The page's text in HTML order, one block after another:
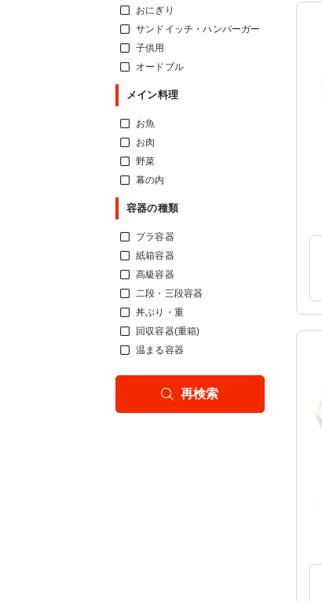
おにぎり
サンドイッチ・ハンバーガー
子供用
オードブル
メイン料理
お魚
お肉
野菜
幕の内
容器の種類
プラ容器
紙箱容器
高級容器
二段・三段容器
丼ぶり・重
回収容器(重箱)
温まる容器
再検索